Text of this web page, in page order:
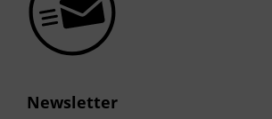
Newsletter